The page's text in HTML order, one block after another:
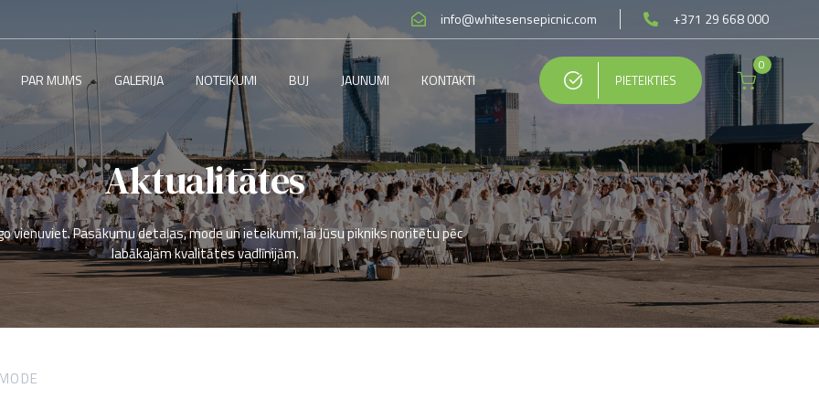
info@whitesensepicnic.com +371 29 668 000
PAR MUMS GALERIJA NOTEIKUMI BUJ JAUNUMI KONTAKTI PIETEIKTIES
0
Aktualitātes
vienuviet. Pasākumu detaļas, mode un ieteikumi, lai Jūsu pikniks noritētu pēc
labākajām kvalitātes vadlīnijām.
MODE